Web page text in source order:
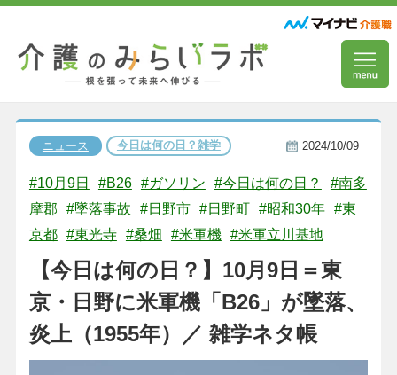
ニュース 今日は何の日？雑学 2024/10/09
#10月9日 #B26 #ガソリン #今日は何の日？
#南多
摩郡
#墜落事故 #日野市 #日野町 #昭和30年 #東
京都 #東光寺 #桑畑 #米軍機 #米軍立川基地
【今日は何の日？】10月9日＝東
京・日野に米軍機「B26」が墜落、
炎上（1955年）／ 雑学ネタ帳